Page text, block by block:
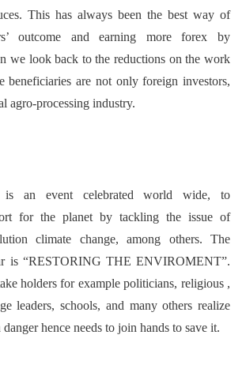
This has always been the best way of
outcome and earning more forex by
we look back to the reductions on the work
beneficiaries are not only foreign investors,
agro-processing industry.
an event celebrated world wide, to
for the planet by tackling the issue of
climate change, among others. The
is “RESTORING THE ENVIROMENT”.
holders for example politicians, religious ,
leaders, schools, and many others realize
hence needs to join hands to save it.